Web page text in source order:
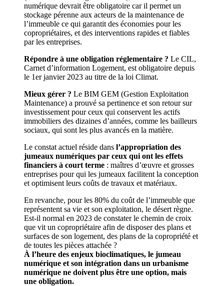
numérique devrait être obligatoire car il permet un
stockage pérenne aux acteurs de la maintenance de
l’immeuble ce qui garantit des économies pour les
copropriétaires, et des interventions rapides et fiables
par les entreprises.
Répondre à une obligation réglementaire ? Le CIL,
Carnet d’information Logement, est obligatoire depuis
le 1er janvier 2023 au titre de la loi Climat.
Mieux gérer ? Le BIM GEM (Gestion Exploitation
Maintenance) a prouvé sa pertinence et son retour sur
investissement pour ceux qui conservent les actifs
immobiliers des dizaines d’années, comme les bailleurs
sociaux, qui sont les plus avancés en la matière.
Le constat actuel réside dans l’appropriation des
jumeaux numériques par ceux qui ont les effets
financiers à court terme : maîtres d’œuvre et grosses
entreprises pour qui les jumeaux facilitent la conception
et optimisent leurs coûts de travaux et matériaux.
En revanche, pour les 80% du coût de l’immeuble que
représentent sa vie et son exploitation, le désert règne.
Est-il normal en 2023 de constater le chemin de croix
que vit un copropriétaire afin de disposer des plans et
surfaces de son logement, des plans de la copropriété et
de toutes les pièces attachée ?
À l’heure des enjeux bioclimatiques, le jumeau
numérique et son intégration dans un urbanisme
numérique ne doivent plus être une option, mais
une obligation.